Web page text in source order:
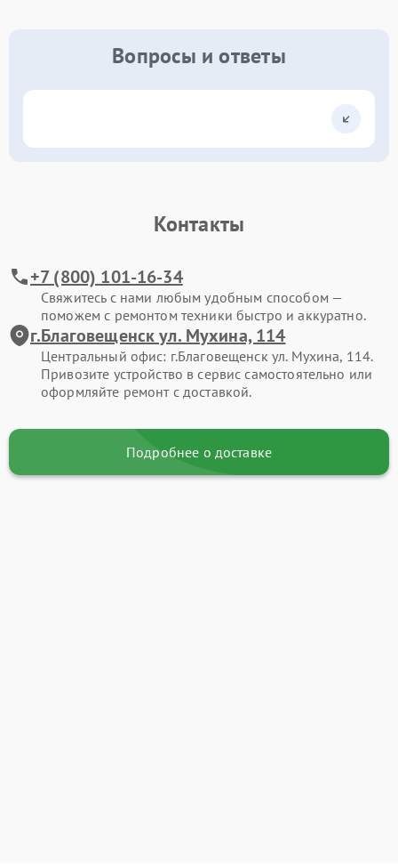
Вопросы и ответы
Контакты
+7 (800) 101-16-34
Свяжитесь с нами любым удобным способом —
поможем с ремонтом техники быстро и аккуратно.
г.Благовещенск ул. Мухина, 114
Центральный офис: г.Благовещенск ул. Мухина, 114.
Привозите устройство в сервис самостоятельно или
оформляйте ремонт с доставкой.
Подробнее о доставке